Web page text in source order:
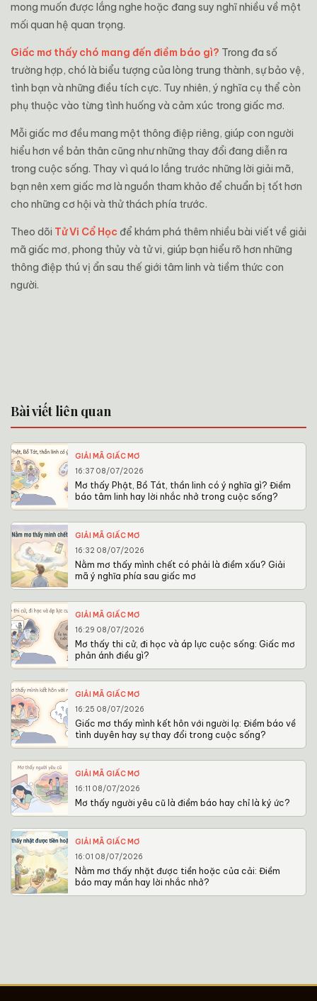
mong muốn được lắng nghe hoặc đang suy nghĩ nhiều về một
mối quan hệ quan trọng.
Giấc mơ thấy chó mang đến điềm báo gì? Trong đa số
trường hợp, chó là biểu tượng của lòng trung thành, sự bảo vệ,
tình bạn và những điều tích cực. Tuy nhiên, ý nghĩa cụ thể còn
phụ thuộc vào từng tình huống và cảm xúc trong giấc mơ.
Mỗi giấc mơ đều mang một thông điệp riêng, giúp con người
hiểu hơn về bản thân cũng như những thay đổi đang diễn ra
trong cuộc sống. Thay vì quá lo lắng trước những lời giải mã,
bạn nên xem giấc mơ là nguồn tham khảo để chuẩn bị tốt hơn
cho những cơ hội và thử thách phía trước.
Theo dõi Tử Vi Cổ Học để khám phá thêm nhiều bài viết về giải
mã giấc mơ, phong thủy và tử vi, giúp bạn hiểu rõ hơn những
thông điệp thú vị ẩn sau thế giới tâm linh và tiềm thức con
người.
Bài viết liên quan
GIẢI MÃ GIẤC MƠ
16:37 08/07/2026
Mơ thấy Phật, Bồ Tát, thần linh có ý nghĩa gì? Điềm
báo tâm linh hay lời nhắc nhở trong cuộc sống?
GIẢI MÃ GIẤC MƠ
16:32 08/07/2026
Nằm mơ thấy mình chết có phải là điềm xấu? Giải
mã ý nghĩa phía sau giấc mơ
GIẢI MÃ GIẤC MƠ
16:29 08/07/2026
Mơ thấy thi cử, đi học và áp lực cuộc sống: Giấc mơ
phản ánh điều gì?
GIẢI MÃ GIẤC MƠ
16:25 08/07/2026
Giấc mơ thấy mình kết hôn với người lạ: Điềm báo về
tình duyên hay sự thay đổi trong cuộc sống?
GIẢI MÃ GIẤC MƠ
16:11 08/07/2026
Mơ thấy người yêu cũ là điềm báo hay chỉ là ký ức?
GIẢI MÃ GIẤC MƠ
16:01 08/07/2026
Nằm mơ thấy nhặt được tiền hoặc của cải: Điềm
báo may mắn hay lời nhắc nhở?